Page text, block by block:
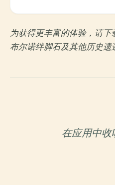
为获得更丰富的体验，请
布尔诺绊脚石及其他历史遗
在应用中